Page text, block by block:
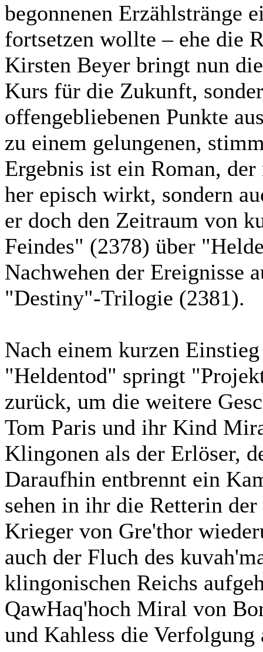
begonnenen Erzählstränge
fortsetzen wollte – ehe die
Kirsten Beyer bringt nun
Kurs für die Zukunft,
offengebliebenen Punkte
zu einem gelungenen,
Ergebnis ist ein Roman,
her episch wirkt, sondern
er doch den Zeitraum von
Feindes" (2378) über
Nachwehen der Ereignisse
"Destiny"-Trilogie (2381).
Nach einem kurzen
"Heldentod" springt
zurück, um die weitere
Tom Paris und ihr Kind
Klingonen als der Erlöser,
Daraufhin entbrennt ein
sehen in ihr die Retterin
Krieger von Gre'thor
auch der Fluch des
klingonischen Reichs
QawHaq'hoch Miral von
und Kahless die